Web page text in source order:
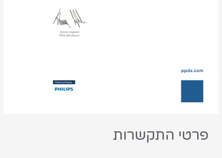
פרטי התקשרות